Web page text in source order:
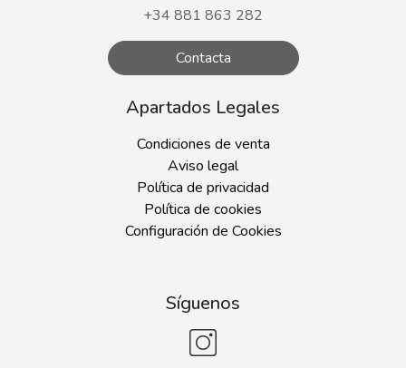
+34 881 863 282
Contacta
Apartados Legales
Condiciones de venta
Aviso legal
Política de privacidad
Política de cookies
Configuración de Cookies
Síguenos